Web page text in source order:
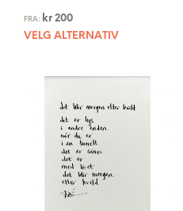
FRA: kr 200
VELG ALTERNATIV